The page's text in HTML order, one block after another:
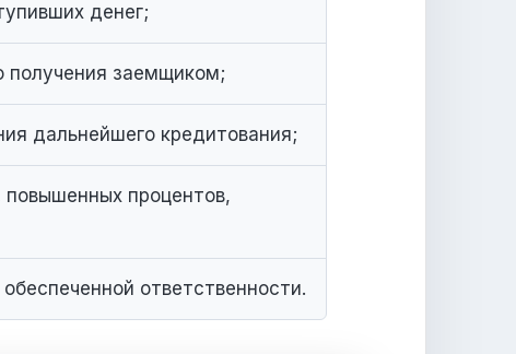
денег;
получения заемщиком;
дальнейшего кредитования;
повышенных процентов,
ответственности.